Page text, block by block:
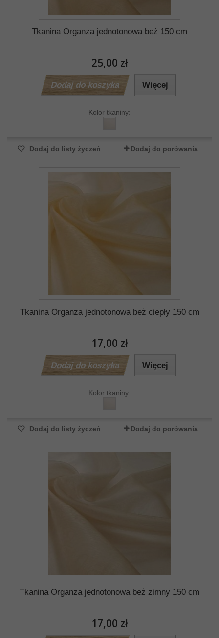
Tkanina Organza jednotonowa beż 150 cm
25,00 zł
Dodaj do koszyka Więcej
Kolor tkaniny:
Dodaj do listy życzeń Dodaj do porówania
Tkanina Organza jednotonowa beż ciepły 150 cm
17,00 zł
Dodaj do koszyka Więcej
Kolor tkaniny:
Dodaj do listy życzeń Dodaj do porówania
Tkanina Organza jednotonowa beż zimny 150 cm
17,00 zł